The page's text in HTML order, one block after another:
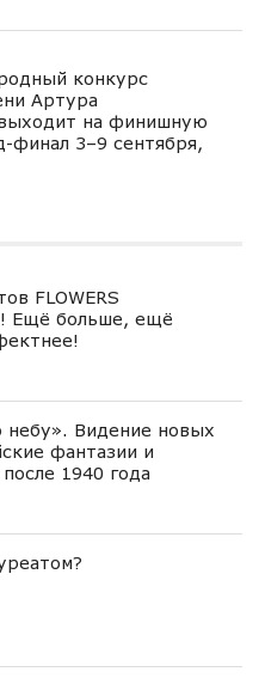
конкурс
Артура
на финишную
финал 3–9 сентября,
FLOWERS
Ещё больше, ещё
небу». Видение новых
фантазии и
1940 года